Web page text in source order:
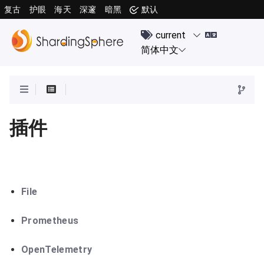
复古 护眼 海天 深邃 暗黑 默认
插件
File
Prometheus
OpenTelemetry